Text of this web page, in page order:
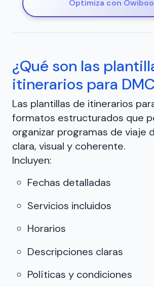
Optimiza con
¿Qué son las
itinerarios para
Las plantillas de itinerarios
formatos estructurados que
organizar programas de viaje
clara, visual y coherente.
Incluyen:
Fechas detalladas
Servicios incluidos
Horarios
Descripciones claras
Políticas y condiciones